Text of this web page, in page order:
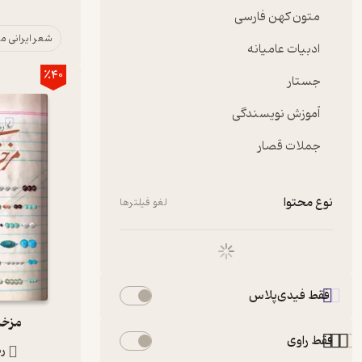
فیدیبو
معرفی
● کتاب
● کتاب
● کتاب
●
●
●
شعر ایرانی
٪40
متون کهن فارسی
ادبیات عامیانه
جستار
آموزش نویسندگی
جملات قصار
فیلترهای انتخاب‌شده لغو فیلترها نوع محتوا لغو فیلترها
فقط فیدی‌پلاس
فقط راوی